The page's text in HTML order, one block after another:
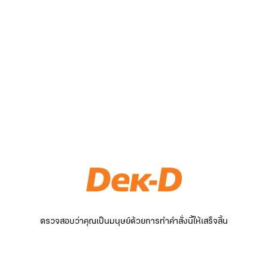
ตรวจสอบว่าคุณเป็นมนุษย์ด้วยการทำคำสั่งนี้ให้เสร็จสิ้น